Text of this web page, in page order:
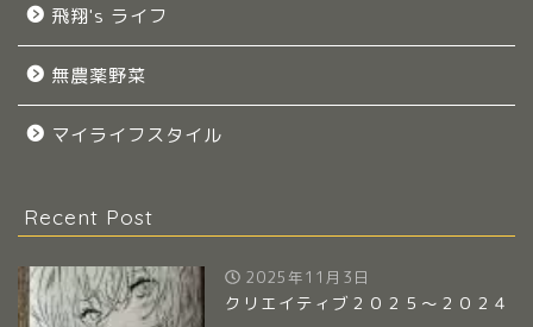
飛翔's ライフ
無農薬野菜
マイライフスタイル
Recent Post
2025年11月3日
クリエイティブ２０２５～２０２４